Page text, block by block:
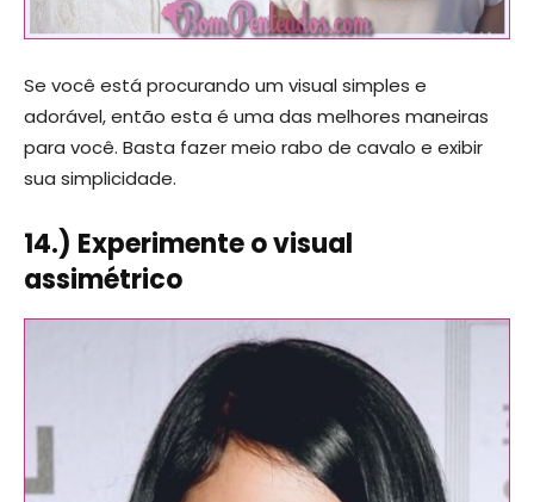
Se você está procurando um visual simples e
adorável, então esta é uma das melhores maneiras
para você. Basta fazer meio rabo de cavalo e exibir
sua simplicidade.
14.) Experimente o visual
assimétrico